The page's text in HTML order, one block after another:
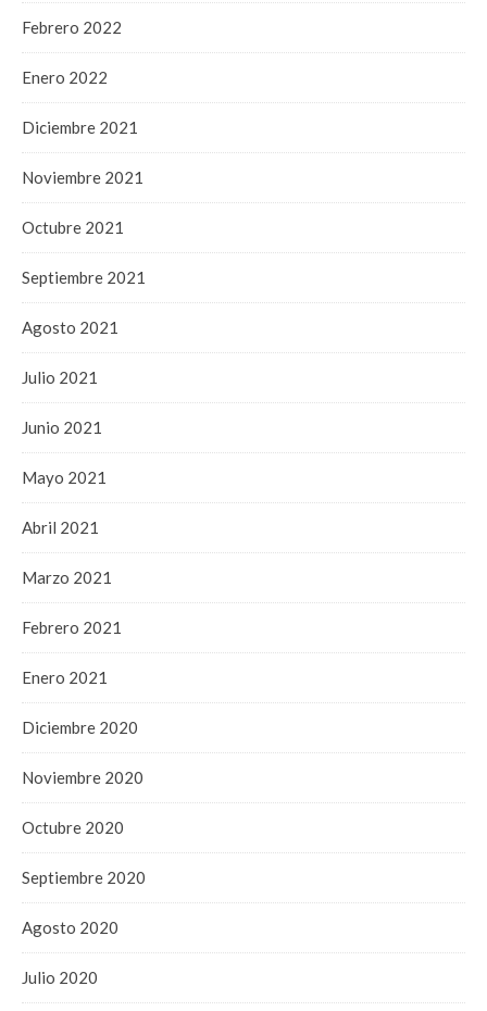
Febrero 2022
Enero 2022
Diciembre 2021
Noviembre 2021
Octubre 2021
Septiembre 2021
Agosto 2021
Julio 2021
Junio 2021
Mayo 2021
Abril 2021
Marzo 2021
Febrero 2021
Enero 2021
Diciembre 2020
Noviembre 2020
Octubre 2020
Septiembre 2020
Agosto 2020
Julio 2020